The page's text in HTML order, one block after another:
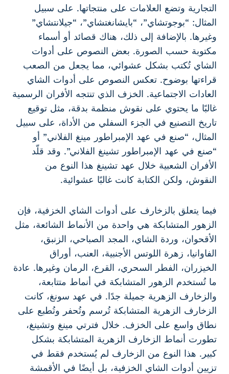
التجارية وتضع العلامات على منتجاتها. على سبيل
المثال: “بوجوتشاي”، “بايشانغتشاي”، “جيلانتشاي”
وغيرها. بالإضافة إلى ذلك، هناك قصائد أو أسماء
مكتوبة حسب الصورة. بعض النصوص على أدوات
الشاي تُكتب بشكل عشوائي، مما يجعل من الصعب
قراءتها بوضوح. تعكس النصوص على أدوات الشاي
العادات الاجتماعية. الخزف الذي تنتجه الأفران الرسمية
غالبًا ما يحتوي على نقوش منظمة بدقة، مثل توقيع
تاريخ التصنيع في الجزء السفلي من الأداة، على سبيل
المثال، “صنع في عهد الإمبراطور مينغ الفلاني” أو
“صنع في عهد الإمبراطور تشينغ الفلاني”. وقد قلّد
الأفران الشعبية خلال عهد تشينغ هذا النوع من
النقوش، ولكن الكتابة كانت غالبًا عشوائية.
فيما يتعلق بالزخارف على أدوات الشاي الخزفية، فإن
الزهور المتشابكة هي واحدة من الأنماط الشائعة، مثل
الأقحوان، وردة الشاي، المجد الصباحي، الزنبق،
الفاوانيا، زهرة اللوتس الأجنبية، العنب، أوراق
الخيزران، الفطر السحري، القرع، الرمان وغيرها. عادة
ما تُستخدم الزهور المتشابكة في أنماط متتابعة،
والزخارف الزهرية جميلة جدًا. في عهد سونغ، كانت
الزخارف الزهرية المتشابكة تُرسم وتُحفر وتُطبع على
نطاق واسع على الخزف. خلال فترتي مينغ وتشينغ،
تطورت أنماط الزخارف الزهرية المتشابكة بشكل
كبير. هذا النوع من الزخارف لم يُستخدم فقط في
تزيين أدوات الشاي الخزفية، بل أيضًا في الأقمشة